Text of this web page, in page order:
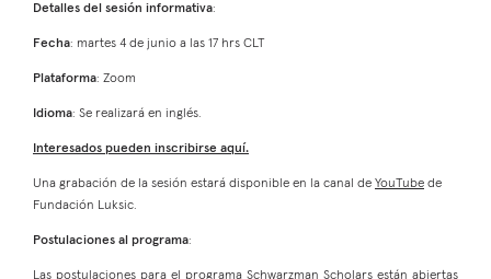
Detalles del sesión informativa:
Fecha: martes 4 de junio a las 17 hrs CLT
Plataforma: Zoom
Idioma: Se realizará en inglés.
Interesados pueden inscribirse aquí.
Una grabación de la sesión estará disponible en la canal de YouTube de
Fundación Luksic.
Postulaciones al programa:
Las postulaciones para el programa Schwarzman Scholars están abiertas